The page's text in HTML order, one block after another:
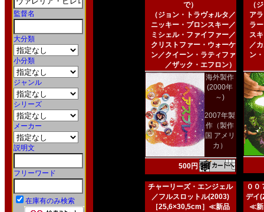
監督名
大分類
小分類
ジャンル
シリーズ
メーカー
説明文
フリーワード
在庫有のみ検索
で）
（ジョン・トラヴォルタ／
ニッキー・ブロンスキー／
ミシェル・ファイファー／
クリストファー・ウォーケ
ン／クイーン・ラティファ
／ザック・エフロン）
海外製作
(2000年
～)
2007年製
作（製作
国 アメリ
カ）
500円
（
ア
ラ
ス
／
ン
チャーリーズ・エンジェル
／フルスロットル(2003)
［25,6×30,5cm］≪新品
００
デイ
≪新